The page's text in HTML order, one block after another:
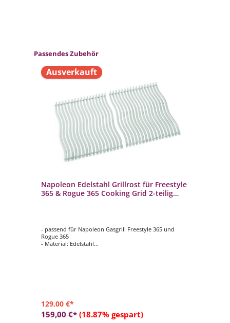
Produktgalerie überspringen
Passendes Zubehör
Ausverkauft
Napoleon Edelstahl Grillrost für Freestyle
365 & Rogue 365 Cooking Grid 2-teilig
- passend für Napoleon Gasgrill Freestyle 365 und
Rogue 365
- Material: Edelstahl
129,00 €*
159,00 €* (18.87% gespart)